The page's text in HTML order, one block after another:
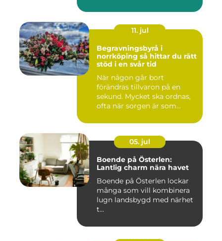
11. jul
Begravningsbyrå i
norrköping så hittar du rätt
stöd i en svår tid
När någon går bort
förändras tillvaron på en
sekund. Mycket ska ordnas,
ofta när sorgen är som
05. jul
Boende på Österlen:
Lantlig charm nära havet
Boende på Österlen lockar
många som vill kombinera
lugn landsbygd med närhet
t...